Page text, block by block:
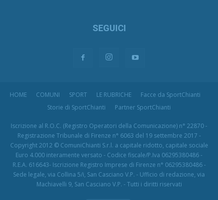
SEGUICI
HOME COMUNI SPORT LE RUBRICHE
Facce da SportChianti
Storie di SportChianti
Partner SportChianti
Iscrizione al R.O.C. (Registro Operatori della Comunicazione) n° 22870 -
Registrazione Tribunale di Firenze n° 6063 del 19 settembre 2017 -
Copyright 2012 © ComuniChianti S.r.l. a capitale ridotto, capitale sociale
Euro 4.000 interamente versato - Codice fiscale/P.Iva 06295380486 -
R.E.A. 616643- Iscrizione Registro Imprese di Firenze n° 06295380486 -
Sede legale, via Collina 5/i, San Casciano V.P. - Ufficio di redazione, via
Machiavelli 9, San Casciano V.P. - Tutti i diritti riservati